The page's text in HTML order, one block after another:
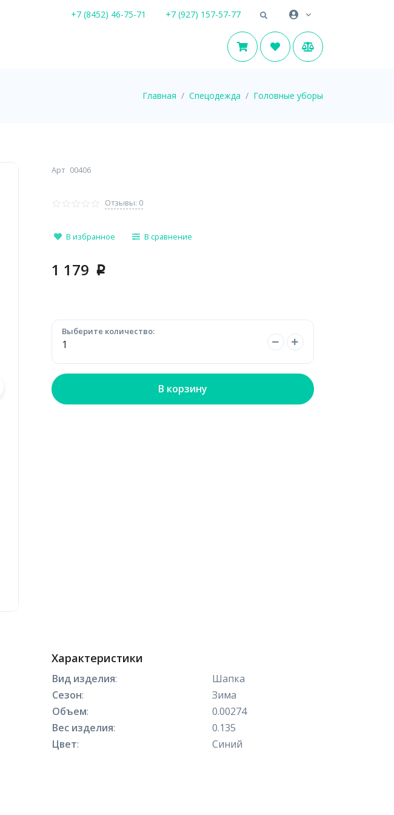
+7 (8452) 46-75-71 +7 (927) 157-57-77
Главная Спецодежда Головные уборы
Арт 00406
Отзывы: 0
В избранное В сравнение
1 179 p
Выберите количество:
В корзину
Характеристики
Вид изделия:
Шапка
Сезон:
Зима
Объем:
0.00274
Вес изделия:
0.135
Цвет: Синий